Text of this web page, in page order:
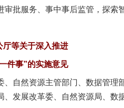
批服务、事中事后监管，探索
厅等关于深入推进
件事”的实施意见
自然资源主管部门、数据管理
发展改革委、自然资源局、数